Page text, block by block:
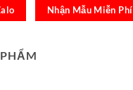
Nhận Mẫu Miễn Phí